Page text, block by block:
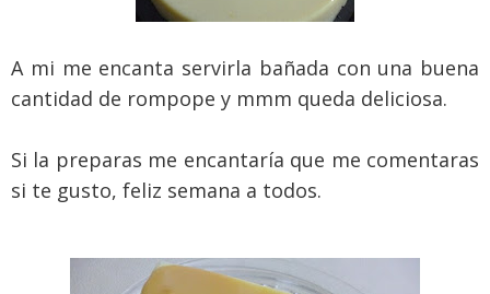
A mi me encanta servirla bañada con una buena
cantidad de rompope y mmm queda deliciosa.
Si la preparas me encantaría que me comentaras
si te gusto, feliz semana a todos.